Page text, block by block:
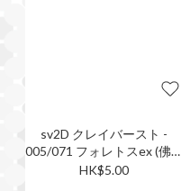
sv2D クレイバースト -
005/071 フォレトスex (佛烈
托斯ex) RR
HK$5.00